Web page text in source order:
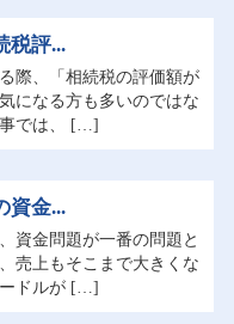
税評...
際、「相続税の評価額が
になる方も多いのではな
では、 […]
資金...
資金問題が一番の問題と
売上もそこまで大きくな
ードルが […]